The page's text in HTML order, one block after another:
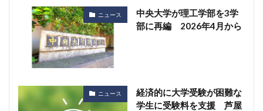
ニュース
中央大学が理工学部を3学
部に再編 2026年4月から
ニュース
経済的に大学受験が困難な
学生に受験料を支援 芦屋